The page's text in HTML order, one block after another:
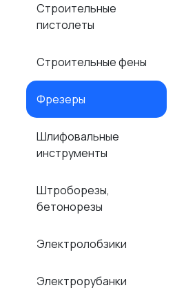
Строительные
пистолеты
Строительные фены
Фрезеры
Шлифовальные
инструменты
Штроборезы,
бетонорезы
Электролобзики
Электрорубанки